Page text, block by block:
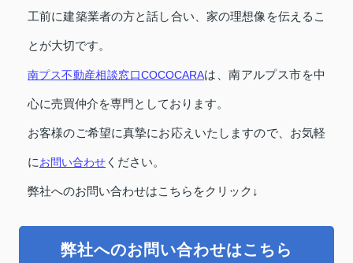
工前に建築業者の方と話し合い、家の理想像を伝えるこ
とが大切です。
南プス不動産相談窓口COCOCARAは、南アルプス市を中
心に売買仲介を専門としております。
お客様のご希望に真摯にお応えいたしますので、お気軽
にお問い合わせ ください。
弊社へのお問い合わせはこちらをクリック↓
弊社へのお問い合わせはこちら